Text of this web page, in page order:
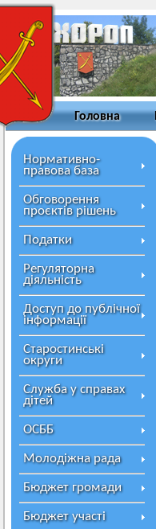
Головна
Нормативно-
правова база
Обговорення
проєктів рішень
Податки
Регуляторна
діяльність
Доступ до публічної
інформації
Старостинські
округи
Служба у справах
дітей
ОСББ
Молодіжна рада
Бюджет громади
Бюджет участі